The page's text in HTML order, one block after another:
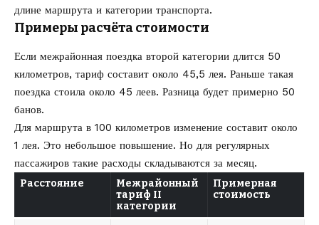
длине маршрута и категории транспорта.
Примеры расчёта стоимости
Если межрайонная поездка второй категории длится 50
километров, тариф составит около 45,5 лея. Раньше такая
поездка стоила около 45 леев. Разница будет примерно 50
банов.
Для маршрута в 100 километров изменение составит около
1 лея. Это небольшое повышение. Но для регулярных
пассажиров такие расходы складываются за месяц.
Расстояние
Межрайонный
тариф II
категории
Примерная
стоимость